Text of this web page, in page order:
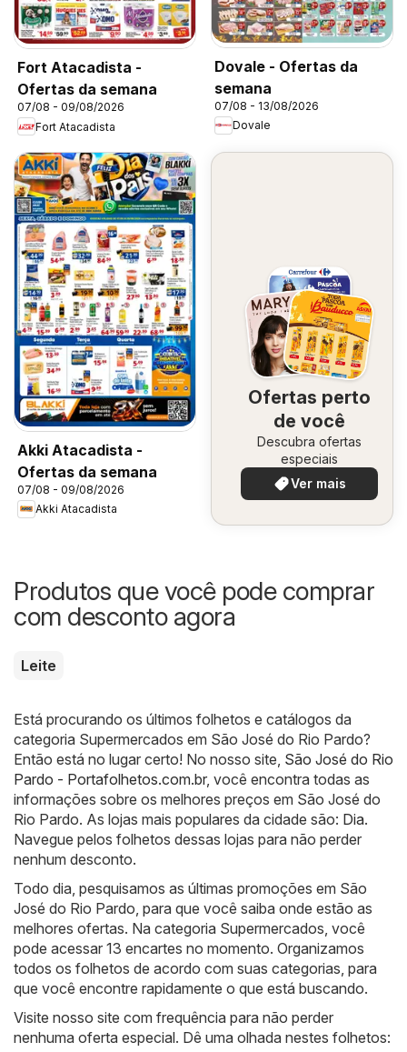
Fort Atacadista -
Ofertas da semana
07/08 - 09/08/2026
Fort Atacadista
Dovale - Ofertas da
semana
07/08 - 13/08/2026
Dovale
Akki Atacadista -
Ofertas da semana
07/08 - 09/08/2026
Akki Atacadista
Ofertas perto
de você
Descubra ofertas
especiais
Ver mais
Produtos que você pode comprar
com desconto agora
Leite
Está procurando os últimos folhetos e catálogos da
categoria Supermercados em São José do Rio Pardo?
Então está no lugar certo! No nosso site, São José do Rio
Pardo - Portafolhetos.com.br, você encontra todas as
informações sobre os melhores preços em São José do
Rio Pardo. As lojas mais populares da cidade são: Dia.
Navegue pelos folhetos dessas lojas para não perder
nenhum desconto.
Todo dia, pesquisamos as últimas promoções em São
José do Rio Pardo, para que você saiba onde estão as
melhores ofertas. Na categoria Supermercados, você
pode acessar 13 encartes no momento. Organizamos
todos os folhetos de acordo com suas categorias, para
que você encontre rapidamente o que está buscando.
Visite nosso site com frequência para não perder
nenhuma oferta especial. Dê uma olhada nestes folhetos: